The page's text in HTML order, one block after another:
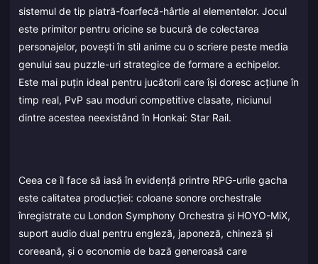
sistemul de tip piatră-foarfecă-hârtie al elementelor. Jocul
este primitor pentru oricine se bucură de colectarea
personajelor, povești în stil anime cu o scriere peste media
genului sau puzzle-uri strategice de formare a echipelor.
Este mai puțin ideal pentru jucătorii care își doresc acțiune în
timp real, PvP sau moduri competitive clasate, niciunul
dintre acestea neexistând în Honkai: Star Rail.
Ceea ce îl face să iasă în evidență printre RPG-urile gacha
este calitatea producției: coloane sonore orchestrale
înregistrate cu London Symphony Orchestra și HOYO-MiX,
suport audio dual pentru engleză, japoneză, chineză și
coreeană, și o economie de bază generoasă care